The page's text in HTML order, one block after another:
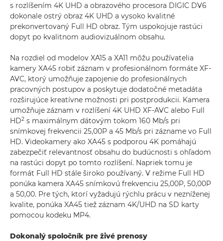
s rozlíšením 4K UHD a obrazového procesora DIGIC DV6
dokonale ostrý obraz 4K UHD a vysoko kvalitné
prekonvertovaný Full HD obraz. Tým uspokojuje rastúci
dopyt po kvalitnom audiovizuálnom obsahu.
Na rozdiel od modelov XA15 a XA11 môžu používatelia
kamery XA45 robiť záznam v profesionálnom formáte XF-
AVC, ktorý umožňuje zapojenie do profesionálnych
pracovných postupov a poskytuje dodatočné metadáta
rozširujúce kreatívne možnosti pri postprodukcii. Kamera
umožňuje záznam v rozlíšení 4K UHD XF-AVC alebo Full
HD2 s maximálnym dátovým tokom 160 Mb/s pri
snímkovej frekvencii 25,00P a 45 Mb/s pri zázname vo Full
HD. Videokamery ako XA45 s podporou 4K pomáhajú
zabezpečiť relevantnosť obsahu do budúcnosti s ohľadom
na rastúci dopyt po tomto rozlíšení. Napriek tomu je
formát Full HD stále široko používaný. V režime Full HD
ponúka kamera XA45 snímkovú frekvenciu 25,00P, 50,00P
a 50,00. Pre tých, ktorí vyžadujú rýchlu prácu v nezníženej
kvalite, ponúka XA45 tiež záznam 4K/UHD na SD karty
pomocou kodeku MP4.
Dokonalý spoločník pre živé prenosy